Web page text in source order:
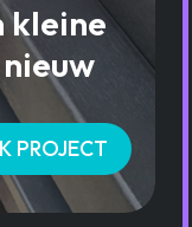
kleine
PROJECT